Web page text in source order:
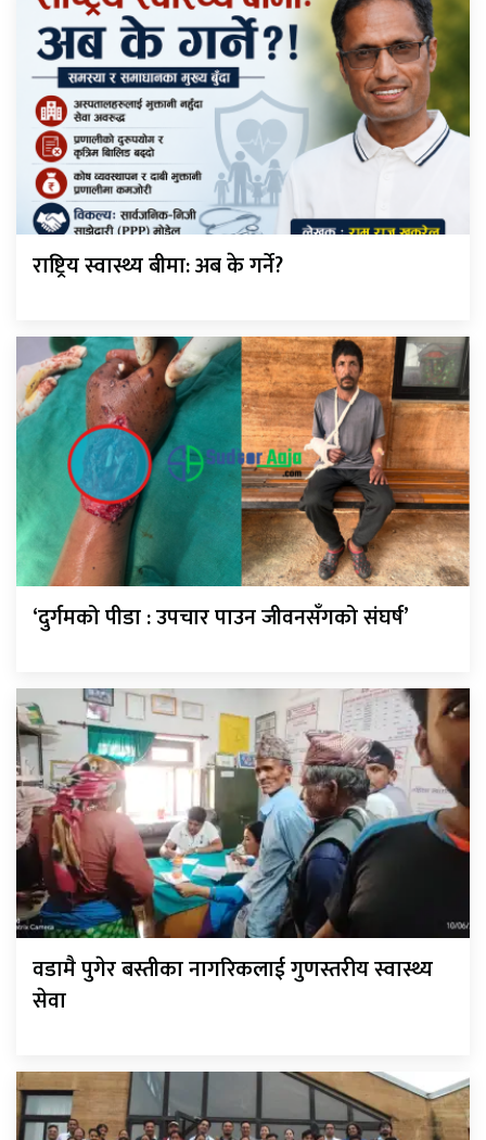
राष्ट्रिय स्वास्थ्य बीमा: अब के गर्ने?
‘दुर्गमको पीडा : उपचार पाउन जीवनसँगको संघर्ष’
वडामै पुगेर बस्तीका नागरिकलाई गुणस्तरीय स्वास्थ्य
सेवा